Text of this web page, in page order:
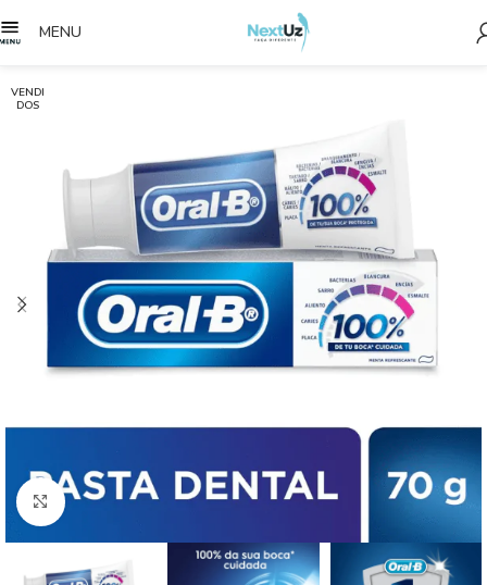
MENU
VENDI
DOS
Clique para ampliar